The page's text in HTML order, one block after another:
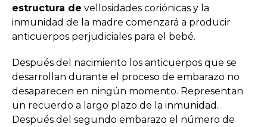
estructura de vellosidades coriónicas y la
inmunidad de la madre comenzará a producir
anticuerpos perjudiciales para el bebé.
Después del nacimiento los anticuerpos que se
desarrollan durante el proceso de embarazo no
desaparecen en ningún momento. Representan
un recuerdo a largo plazo de la inmunidad.
Después del segundo embarazo el número de